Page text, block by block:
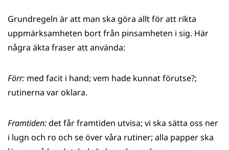
Grundregeln är att man ska göra allt för att rikta
uppmärksamheten bort från pinsamheten i sig. Här
några äkta fraser att använda:
Förr: med facit i hand; vem hade kunnat förutse?;
rutinerna var oklara.
Framtiden:det får framtiden utvisa; vi ska sätta oss ner
i lugn och ro och se över våra rutiner; alla papper ska